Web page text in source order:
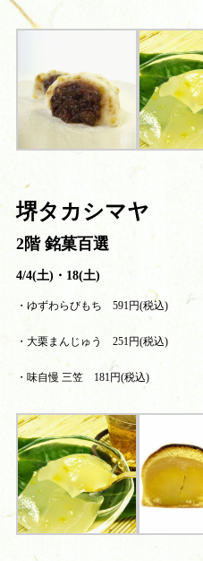
堺タカシマヤ
2階 銘菓百選
4/4(土)・18(土)
・ゆずわらびもち 591円(税込)
・大栗まんじゅう 251円(税込)
・味自慢 三笠 181円(税込)